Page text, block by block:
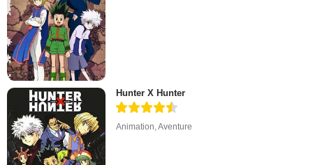
Hunter X Hunter
Animation,Aventure